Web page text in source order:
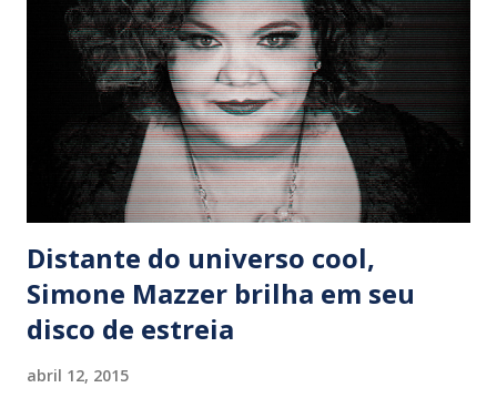
‘Estratosférica’ (a seleção de repertório ainda não foi
divulgada oficialmente) é porque o folhetim das 21 horas
ainda é uma vitrine nacional - até os “alternativos” sabem e
sonham com a inclusão de uma música lá. Os tempos
mudaram, as rádios e grande parte do público andam mais
acomodados do que nunca. Ninguém ...
Distante do universo cool,
Simone Mazzer brilha em seu
disco de estreia
abril 12, 2015